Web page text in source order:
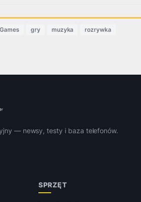
Games gry muzyka rozrywka
— newsy, testy i baza telefonów.
SPRZĘT